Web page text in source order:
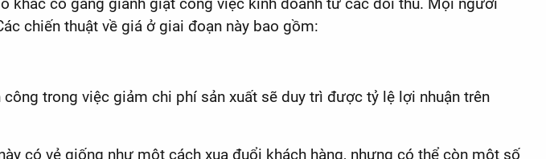
chiến thuật về giá ở giai đoạn này bao gồm:
trong việc giảm chi phí sản xuất sẽ duy trì được tỷ lệ lợi nhuận trên
có vẻ giống như một cách xua đuổi khách hàng, nhưng có thể còn một số